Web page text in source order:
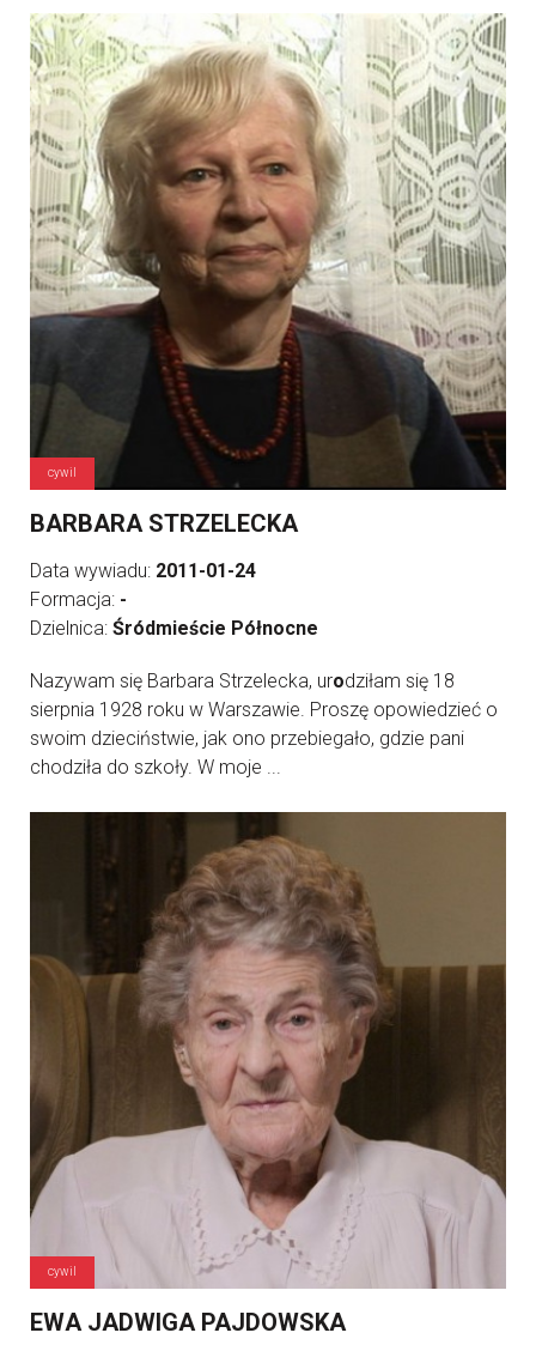
cywil
BARBARA STRZELECKA
Data wywiadu: 2011-01-24
Formacja: -
Dzielnica: Śródmieście Północne
Nazywam się Barbara Strzelecka, urodziłam się 18
sierpnia 1928 roku w Warszawie. Proszę opowiedzieć o
swoim dzieciństwie, jak ono przebiegało, gdzie pani
chodziła do szkoły. W moje ...
cywil
EWA JADWIGA PAJDOWSKA